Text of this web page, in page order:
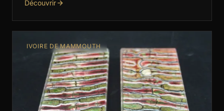
Découvrir
IVOIRE DE MAMMOUTH